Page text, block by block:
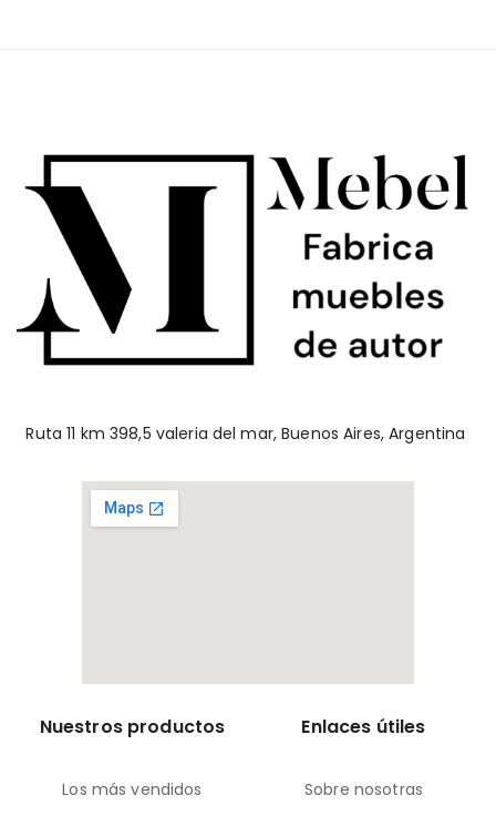
Ruta 11 km 398,5 valeria del mar, Buenos Aires, Argentina
Nuestros productos
Los más vendidos
Enlaces útiles
Sobre nosotras